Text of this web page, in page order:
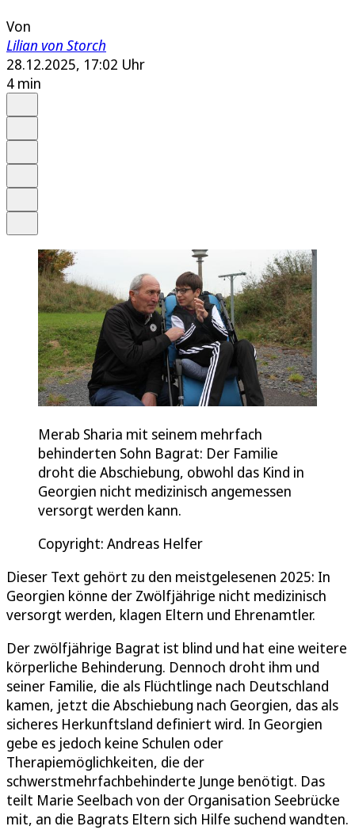
Von
Lilian von Storch
28.12.2025, 17:02 Uhr
4 min
Merab Sharia mit seinem mehrfach
behinderten Sohn Bagrat: Der Familie
droht die Abschiebung, obwohl das Kind in
Georgien nicht medizinisch angemessen
versorgt werden kann.
Copyright: Andreas Helfer
Dieser Text gehört zu den meistgelesenen 2025: In
Georgien könne der Zwölfjährige nicht medizinisch
versorgt werden, klagen Eltern und Ehrenamtler.
Der zwölfjährige Bagrat ist blind und hat eine weitere
körperliche Behinderung. Dennoch droht ihm und
seiner Familie, die als Flüchtlinge nach Deutschland
kamen, jetzt die Abschiebung nach Georgien, das als
sicheres Herkunftsland definiert wird. In Georgien
gebe es jedoch keine Schulen oder
Therapiemöglichkeiten, die der
schwerstmehrfachbehinderte Junge benötigt. Das
teilt Marie Seelbach von der Organisation Seebrücke
mit, an die Bagrats Eltern sich Hilfe suchend wandten.